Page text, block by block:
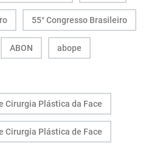
55° Congresso Brasileiro
ABON abope
Cirurgia Plástica da Face
Cirurgia Plástica de Face